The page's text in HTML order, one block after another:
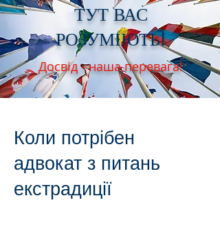
ТУТ ВАС
РОЗУМІЮТЬ!
Досвід - наша перевага!
Коли потрібен
адвокат з питань
екстрадиції